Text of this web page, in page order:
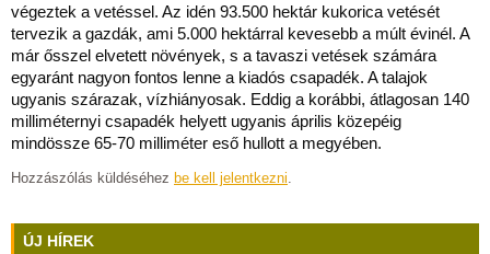
végeztek a vetéssel. Az idén 93.500 hektár kukorica vetését
tervezik a gazdák, ami 5.000 hektárral kevesebb a múlt évinél. A
már ősszel elvetett növények, s a tavaszi vetések számára
egyaránt nagyon fontos lenne a kiadós csapadék. A talajok
ugyanis szárazak, vízhiányosak. Eddig a korábbi, átlagosan 140
milliméternyi csapadék helyett ugyanis április közepéig
mindössze 65-70 milliméter eső hullott a megyében.
Hozzászólás küldéséhez be kell jelentkezni.
ÚJ HÍREK